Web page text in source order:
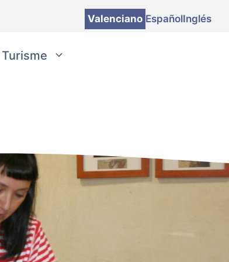
Valenciano EspañolInglés
Turisme